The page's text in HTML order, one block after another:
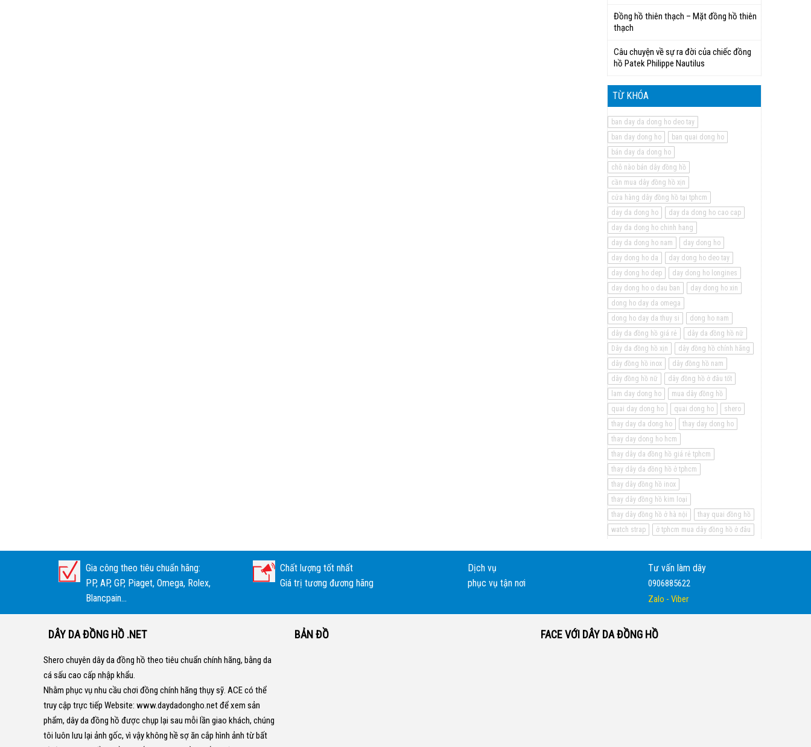
Đồng hồ thiên thạch – Mặt đồng hồ thiên
thạch
Câu chuyện về sự ra đời của chiếc đồng
hồ Patek Philippe Nautilus
TỪ KHÓA
ban day da dong ho deo tay
ban day dong ho
ban quai dong ho
bán day da dong ho
chỗ nào bán dây đồng hồ
cần mua dây đồng hồ xịn
cửa hàng dây đồng hồ tại tphcm
day da dong ho
day da dong ho cao cap
day da dong ho chinh hang
day da dong ho nam
day dong ho
day dong ho da
day dong ho deo tay
day dong ho dep
day dong ho longines
day dong ho o dau ban
day dong ho xin
dong ho day da omega
dong ho day da thuy si
dong ho nam
dây da đồng hồ giá rẻ
dây da đồng hồ nữ
Dây da đồng hồ xịn
dây đồng hồ chính hãng
dây đồng hồ inox
dây đồng hồ nam
dây đồng hồ nữ
dây đồng hồ ở đâu tốt
lam day dong ho
mua dây đồng hồ
quai day dong ho
quai dong ho
shero
thay day da dong ho
thay day dong ho
thay day dong ho hcm
thay dây da đồng hồ giá rẻ tphcm
thay dây da đồng hồ ở tphcm
thay dây đồng hồ inox
thay dây đồng hồ kim loại
thay dây đồng hồ ở hà nội
thay quai đồng hồ
watch strap
ở tphcm mua dây đồng hồ ở đâu
Gia công theo tiêu chuẩn hãng:
PP, AP, GP, Piaget, Omega, Rolex,
Blancpain...
Chất lượng tốt nhất
Giá trị tương đương hãng
Dịch vụ
phục vụ tận nơi
Tư vấn làm dây
0906885622
Zalo - Viber
DÂY DA ĐỒNG HỒ .NET
Shero chuyên dây da đồng hồ theo tiêu chuẩn chính hãng, bằng da
cá sấu cao cấp nhập khẩu.
Nhằm phục vụ nhu cầu chơi đồng chính hãng thụy sỹ. ACE có thể
truy cập trực tiếp Website: www.daydadongho.netđể xem sản
phẩm, dây da đồng hồ được chụp lại sau mỗi lần giao khách, chúng
tôi luôn lưu lại ảnh gốc, vì vậy không hề sợ ăn cắp hình ảnh từ bất
BẢN ĐỒ FACE VỚI DÂY DA ĐỒNG HỒ